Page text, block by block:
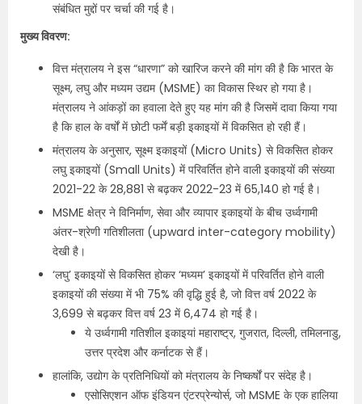
संबंधित मुद्दों पर चर्चा की गई है।
मुख्य विवरण:
वित्त मंत्रालय ने इस “धारणा” को खारिज करने की मांग की है कि भारत के
सूक्ष्म, लघु और मध्यम उद्यम (MSME) का विकास स्थिर हो गया है।
मंत्रालय ने आंकड़ों का हवाला देते हुए यह मांग की है जिसमें दावा किया गया
है कि हाल के वर्षों में छोटी फर्में बड़ी इकाइयों में विकसित हो रही हैं।
मंत्रालय के अनुसार, सूक्ष्म इकाइयों (Micro Units) से विकसित होकर
लघु इकाइयों (Small Units) में परिवर्तित होने वाली इकाइयों की संख्या
2021-22 के 28,881 से बढ़कर 2022-23 में 65,140 हो गई है।
MSME क्षेत्र ने विनिर्माण, सेवा और व्यापार इकाइयों के बीच उर्ध्वगामी
अंतर-श्रेणी गतिशीलता (upward inter-category mobility)
देखी है।
‘लघु’ इकाइयों से विकसित होकर ‘मध्यम’ इकाइयों में परिवर्तित होने वाली
इकाइयों की संख्या में भी 75% की वृद्धि हुई है, जो वित्त वर्ष 2022 के
3,699 से बढ़कर वित्त वर्ष 23 में 6,474 हो गई है।
ये उर्ध्वगामी गतिशील इकाइयां महाराष्ट्र, गुजरात, दिल्ली, तमिलनाडु,
उत्तर प्रदेश और कर्नाटक से हैं।
हालांकि, उद्योग के प्रतिनिधियों को मंत्रालय के निष्कर्षों पर संदेह है।
एसोसिएशन ऑफ इंडियन एंटरप्रेन्योर्स, जो MSME के एक हालिया